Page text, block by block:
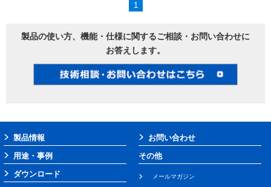
1
製品の使い方、機能・仕様に関するご相談・お問い合わせに
お答えします。
製品情報
用途・事例
ダウンロード
お問い合わせ
その他
メールマガジン